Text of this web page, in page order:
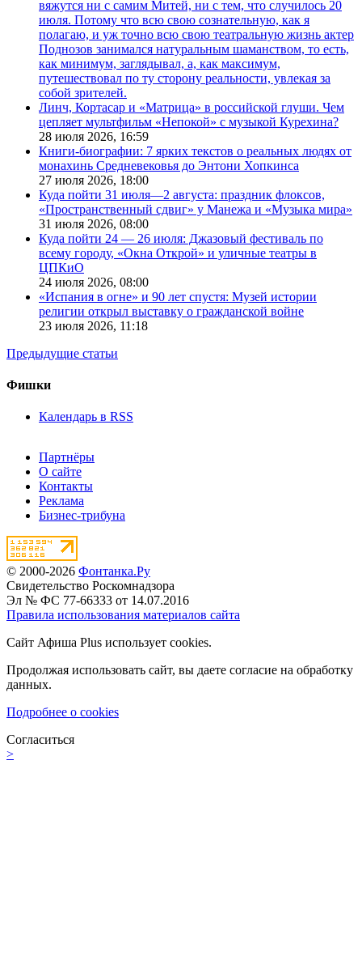
вяжутся ни с самим Митей, ни с тем, что случилось 20
июля. Потому что всю свою сознательную, как я
полагаю, и уж точно всю свою театральную жизнь актер
Поднозов занимался натуральным шаманством, то есть,
как минимум, заглядывал, а, как максимум,
путешествовал по ту сторону реальности, увлекая за
собой зрителей.
Линч, Кортасар и «Матрица» в российской глуши. Чем
цепляет мультфильм «Непокой» с музыкой Курехина?
28 июля 2026, 16:59
Книги-биографии: 7 ярких текстов о реальных людях от
монахинь Средневековья до Энтони Хопкинса
27 июля 2026, 18:00
Куда пойти 31 июля—2 августа: праздник флоксов,
«Пространственный сдвиг» у Манежа и «Музыка мира»
31 июля 2026, 08:00
Куда пойти 24 — 26 июля: Джазовый фестиваль по
всему городу, «Окна Открой» и уличные театры в
ЦПКиО
24 июля 2026, 08:00
«Испания в огне» и 90 лет спустя: Музей истории
религии открыл выставку о гражданской войне
23 июля 2026, 11:18
Предыдущие статьи
Фишки
Календарь в RSS
Партнёры
О сайте
Контакты
Реклама
Бизнес-трибуна
© 2000-2026 Фонтанка.Ру
Свидетельство Роскомнадзора
Эл № ФС 77-66333 от 14.07.2016
Правила использования материалов сайта
Сайт Афиша Plus использует cookies.
Продолжая использовать сайт, вы даете согласие на обработку
данных.
Подробнее о cookies
Согласиться
>